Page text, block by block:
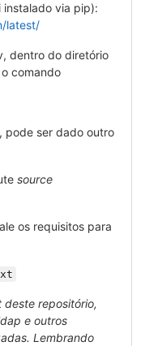
via pip):
latest/
dentro do diretório
comando
pode ser dado outro
source
os requisitos para
deste repositório,
e outros
Lembrando